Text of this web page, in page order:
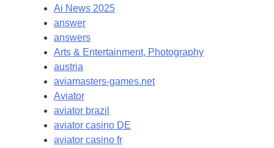
Ai News 2025
answer
answers
Arts & Entertainment, Photography
austria
aviamasters-games.net
Aviator
aviator brazil
aviator casino DE
aviator casino fr